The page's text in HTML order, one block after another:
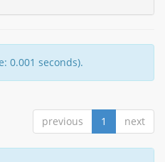
0.001 seconds).
previous 1 next